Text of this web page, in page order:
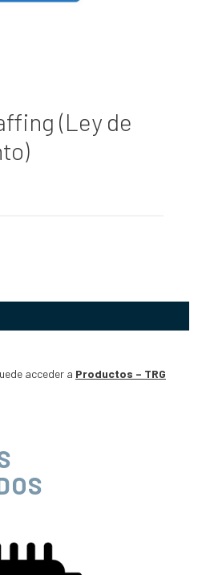
(Ley de
acceder a Productos – TRG